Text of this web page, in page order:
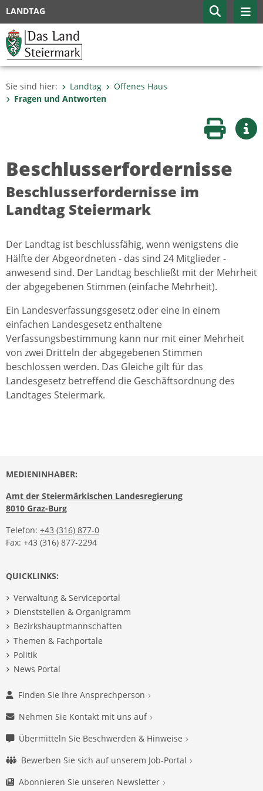
LANDTAG
Sie sind hier: Landtag
Offenes Haus
Fragen und Antworten
Seite
Beschlusserfordernisse
Beschlusserfordernisse im
Landtag Steiermark
Der Landtag ist beschlussfähig, wenn wenigstens die
Hälfte der Abgeordneten - das sind 24 Mitglieder -
anwesend sind. Der Landtag beschließt mit der Mehrheit
der abgegebenen Stimmen (einfache Mehrheit).
Ein Landesverfassungsgesetz oder eine in einem
einfachen Landesgesetz enthaltene
Verfassungsbestimmung kann nur mit einer Mehrheit
von zwei Dritteln der abgegebenen Stimmen
beschlossen werden. Das Gleiche gilt für das
Landesgesetz betreffend die Geschäftsordnung des
Landtages Steiermark.
MEDIENINHABER:
Amt der Steiermärkischen Landesregierung
8010 Graz-Burg
Telefon: +43 (316) 877-0
Fax: +43 (316) 877-2294
QUICKLINKS:
Verwaltung & Serviceportal
Dienststellen & Organigramm
Bezirkshauptmannschaften
Themen & Fachportale
Politik
News Portal
Finden Sie Ihre Ansprechperson
Nehmen Sie Kontakt mit uns auf
Übermitteln Sie Beschwerden & Hinweise
Bewerben Sie sich auf unserem Job-Portal
Abonnieren Sie unseren Newsletter